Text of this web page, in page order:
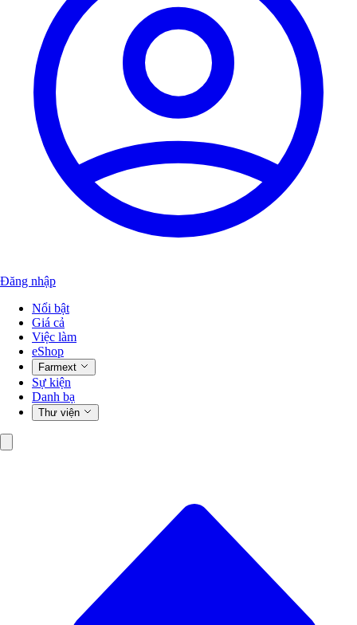
Đăng nhập
Nổi bật
Giá cả
Việc làm
eShop
Farmext
Sự kiện
Danh bạ
Thư viện